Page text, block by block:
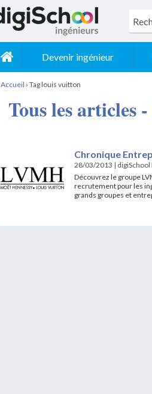
Devenir ingénieur
Accueil ›Tag louis vuitton
Tous les articles
Chronique
28/03/2013 |
Découvrez le groupe
recrutement pour les
grands groupes et